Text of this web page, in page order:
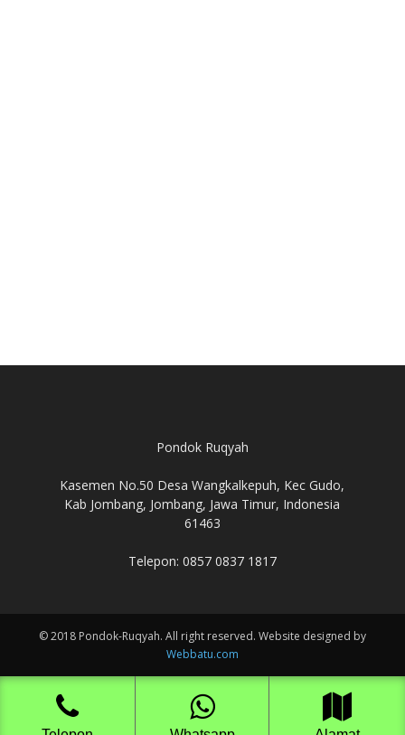
Pondok Ruqyah
Kasemen No.50 Desa Wangkalkepuh, Kec Gudo,
Kab Jombang, Jombang, Jawa Timur, Indonesia
61463
Telepon: 0857 0837 1817
© 2018 Pondok-Ruqyah. All right reserved. Website designed by
Webbatu.com